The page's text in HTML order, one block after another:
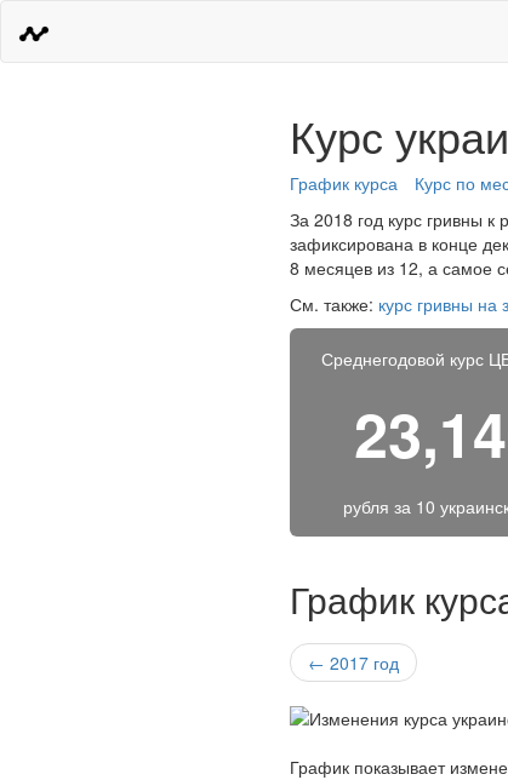
Курс
График курса
Курс по
За 2018 год курс гривны
зафиксирована в конце
8 месяцев из 12, а самое
См. также: курс гривны на
Среднегодовой курс
рубля за 10
График
← 2017 год
График показывает